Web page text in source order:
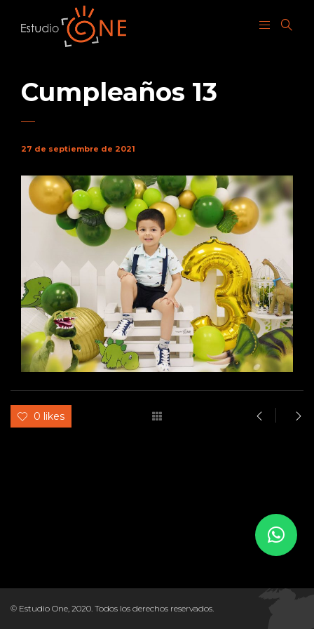
Cumpleaños 13
27 de septiembre de 2021
0 likes
© Estudio One, 2020. Todos los derechos reservados.